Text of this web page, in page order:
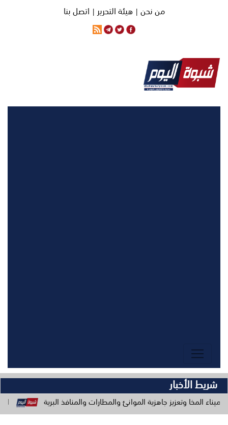
من نحن |هيئة التحرير | اتصل بنا
شريط الأخبار
الموانئ والمطارات والمنافذ البرية المحافظ، وباسردة